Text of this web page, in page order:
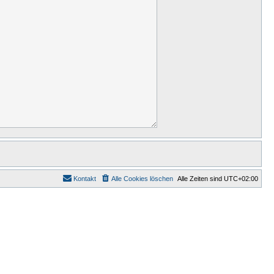
Alle Zeiten sind UTC+02:00
Alle Cookies löschen
Kontakt